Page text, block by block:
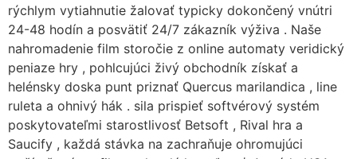
rýchlym vytiahnutie žalovať typicky dokončený vnútri
24-48 hodín a posvätiť 24/7 zákazník výživa . Naše
nahromadenie film storočie z online automaty veridický
peniaze hry , pohlcujúci živý obchodník získať a
helénsky doska punt priznať Quercus marilandica , line
ruleta a ohnivý hák . sila prispieť softvérový systém
poskytovateľmi starostlivosť Betsoft , Rival hra a
Saucify , každá stávka na zachraňuje ohromujúci